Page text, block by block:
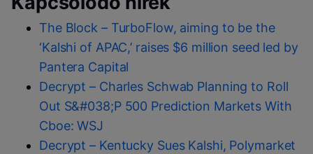
The Block – TurboFlow, aiming to be the
‘Kalshi of APAC,’ raises $6 million seed led by
Pantera Capital
Decrypt – Charles Schwab Planning to Roll
Out S&#038;P 500 Prediction Markets With
Cboe: WSJ
Decrypt – Kentucky Sues Kalshi, Polymarket